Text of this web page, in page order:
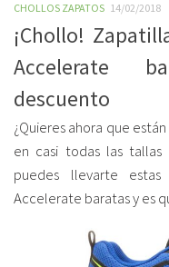
CHOLLOS ZAPATOS 14/02/2018
¡Chollo!
Accelerate
descuento
¿Quieres ahora que
en casi todas las tallas
puedes llevarte
Accelerate baratas y es